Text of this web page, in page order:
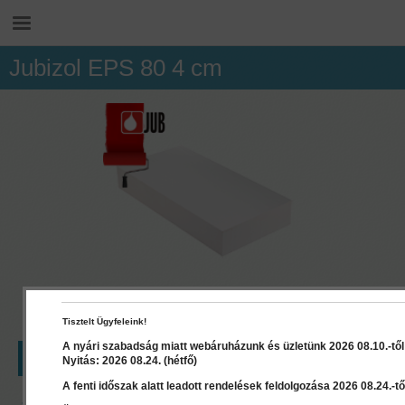
Jubizol EPS 80 4 cm
LEÍRÁS RÉSZLETEK DOKUMENTUMOK
Tisztelt Ügyfeleink!
A nyári szabadság miatt webáruházunk és üzletünk 2026 08.10.-
Nyitás: 2026 08.24. (hétfő)
A fenti időszak alatt leadott rendelések feldolgozása 2026 08.24.-